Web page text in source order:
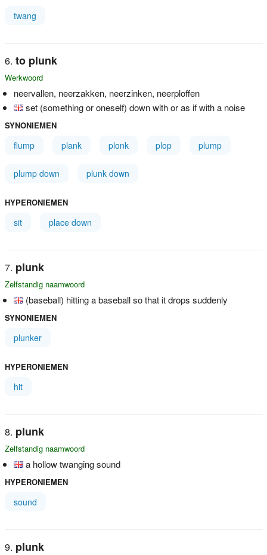
twang
to plunk
Werkwoord
neervallen, neerzakken, neerzinken, neerploffen
set (something or oneself) down with or as if with a noise
SYNONIEMEN
flump plank plonk plop plump
plump down plunk down
HYPERONIEMEN
sit place down
plunk
Zelfstandig naamwoord
(baseball) hitting a baseball so that it drops suddenly
SYNONIEMEN
plunker
HYPERONIEMEN
hit
plunk
Zelfstandig naamwoord
a hollow twanging sound
HYPERONIEMEN
sound
plunk